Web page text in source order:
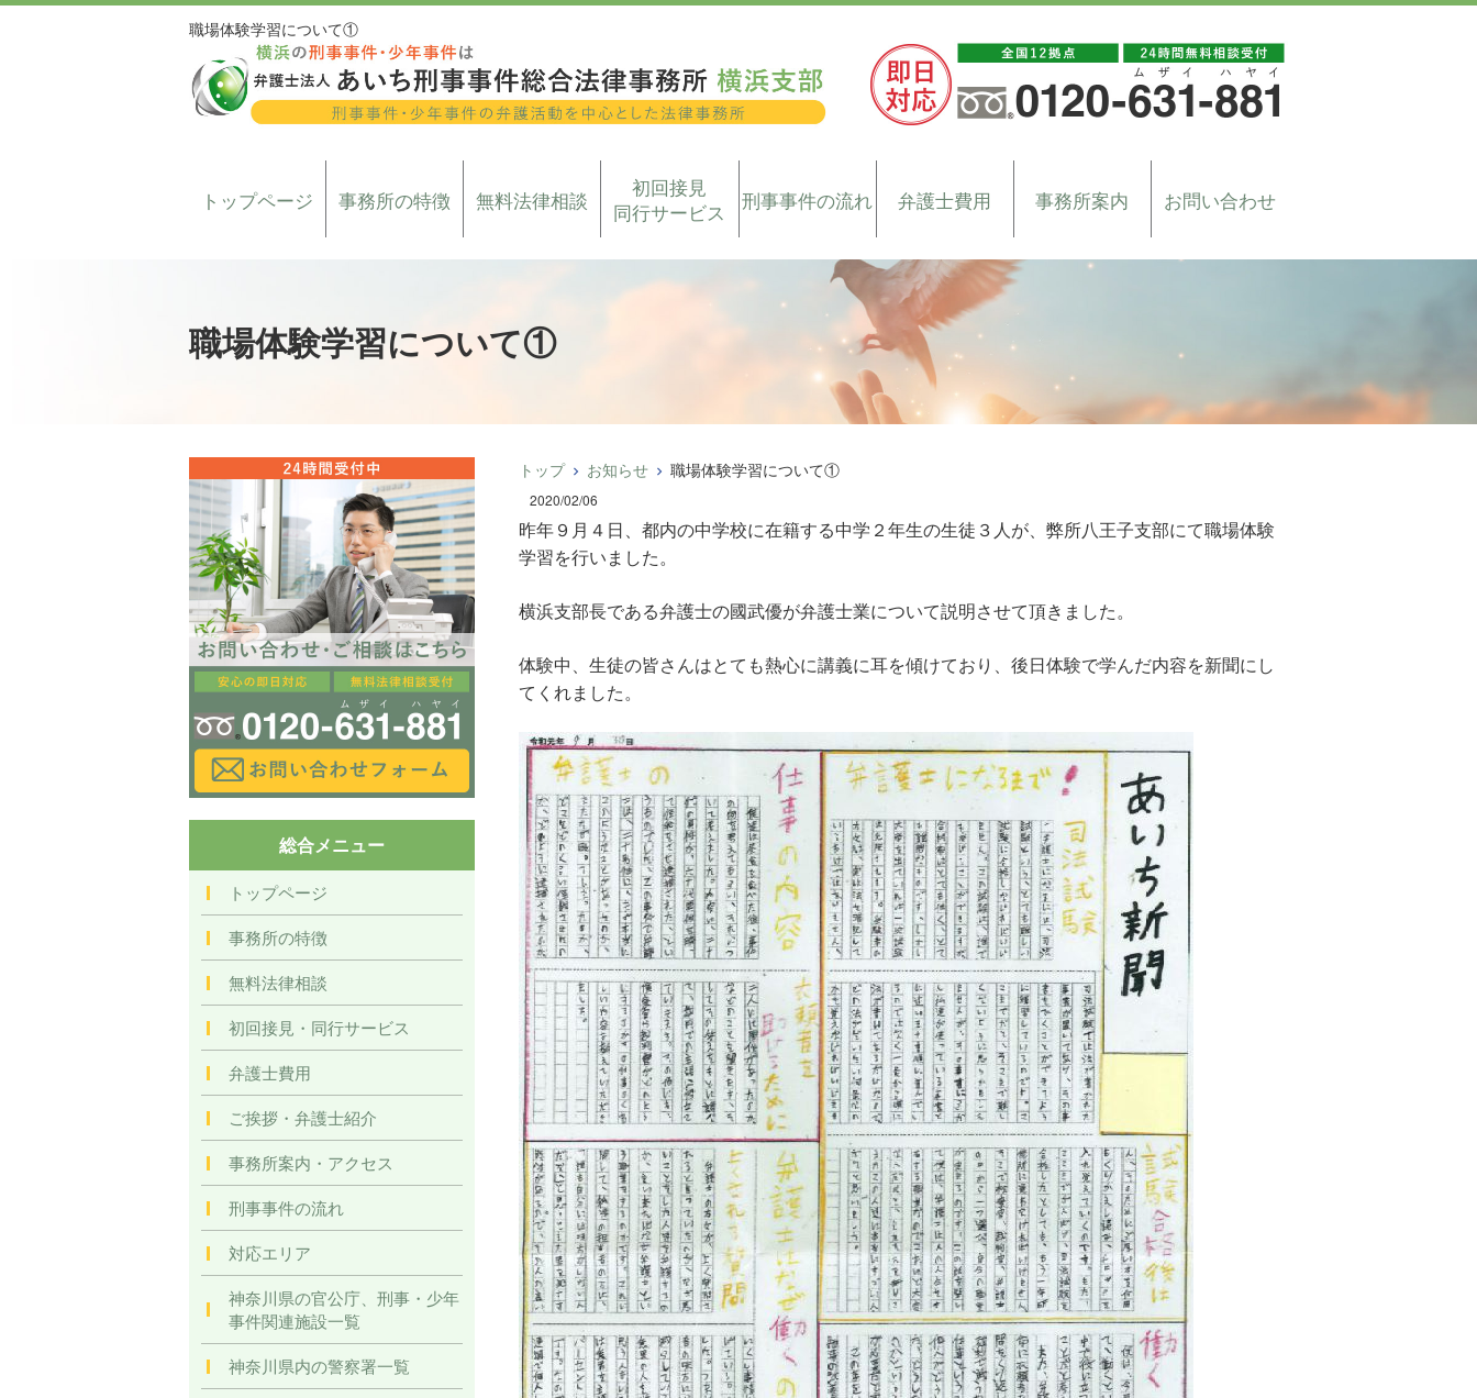
職場体験学習について①
トップページ 事務所の特徴 無料法律相談
初回接見
同行サービス
刑事事件の流れ 弁護士費用 事務所案内 お問い合わせ
職場体験学習について①
トップ お知らせ 職場体験学習について①
2020/02/06
昨年９月４日、都内の中学校に在籍する中学２年生の生徒３人が、弊所八王子支部にて職場体験
学習を行いました。
横浜支部長である弁護士の國武優が弁護士業について説明させて頂きました。
体験中、生徒の皆さんはとても熱心に講義に耳を傾けており、後日体験で学んだ内容を新聞にし
てくれました。
総合メニュー
トップページ
事務所の特徴
無料法律相談
初回接見・同行サービス
弁護士費用
ご挨拶・弁護士紹介
事務所案内・アクセス
刑事事件の流れ
対応エリア
神奈川県の官公庁、刑事・少年
事件関連施設一覧
神奈川県内の警察署一覧